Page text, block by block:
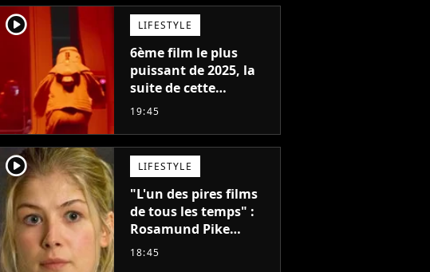
player2 LIFESTYLE
6ème film le plus
puissant de 2025, la
suite de cette
franchise culte est
réalisateur claque la
porte pour "différends
créatifs"
19:45
player2 LIFESTYLE
"L'un des pires films
de tous les temps" :
Rosamund Pike
pensait que ce film
18:45